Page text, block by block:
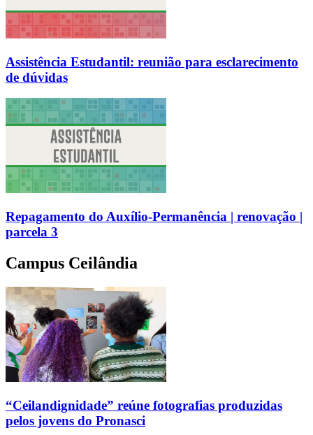
Assistência Estudantil: reunião para esclarecimento
de dúvidas
Repagamento do Auxílio-Permanência | renovação |
parcela 3
Campus Ceilândia
“Ceilandignidade” reúne fotografias produzidas
pelos jovens do Pronasci